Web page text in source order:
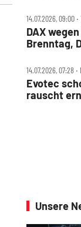
14.07.2026, 09:00
DAX
Brenntag,
14.07.2026, 07:28
Evotec
rauscht
Unsere